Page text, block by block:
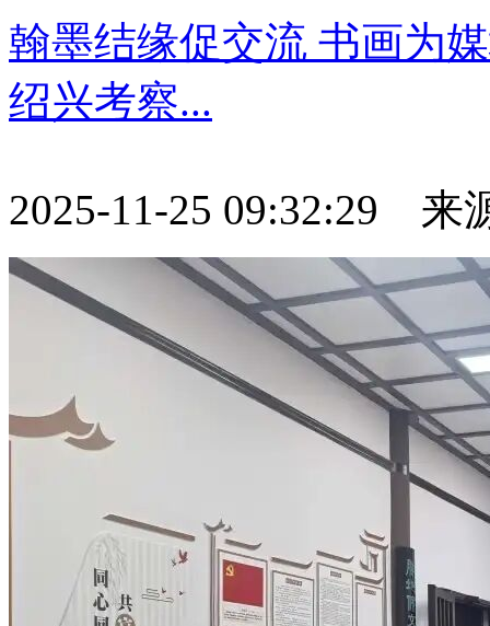
翰墨结缘促交流 书画为
绍兴考察...
2025-11-25 09:32:29 来